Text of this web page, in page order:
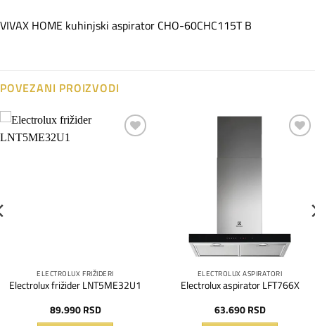
VIVAX HOME kuhinjski aspirator CHO-60CHC115T B
POVEZANI PROIZVODI
ELECTROLUX FRIŽIDERI
Electrolux frižider LNT5ME32U1
89.990 RSD
ELECTROLUX ASPIRATORI
Electrolux aspirator LFT766X
63.690 RSD